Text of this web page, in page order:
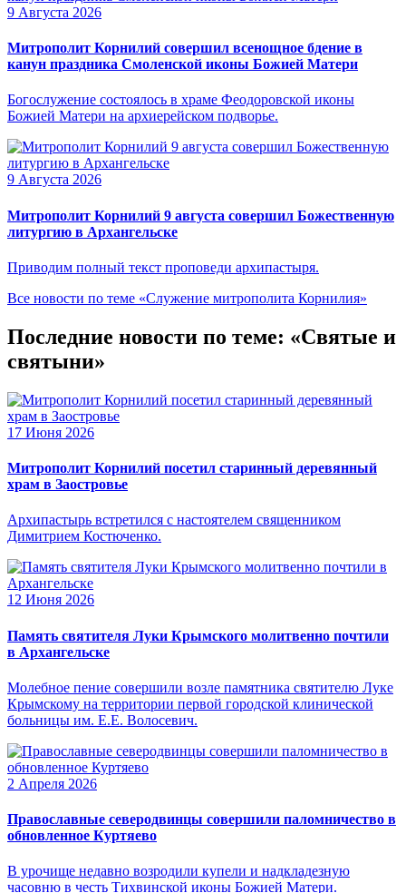
9 Августа 2026
Митрополит Корнилий совершил всенощное бдение в
канун праздника Смоленской иконы Божией Матери
Богослужение состоялось в храме Феодоровской иконы
Божией Матери на архиерейском подворье.
9 Августа 2026
Митрополит Корнилий 9 августа совершил Божественную
литургию в Архангельске
Приводим полный текст проповеди архипастыря.
Все новости по теме «Служение митрополита Корнилия»
Последние новости по теме: «Святые и
святыни»
17 Июня 2026
Митрополит Корнилий посетил старинный деревянный
храм в Заостровье
Архипастырь встретился с настоятелем священником
Димитрием Костюченко.
12 Июня 2026
Память святителя Луки Крымского молитвенно почтили
в Архангельске
Молебное пение совершили возле памятника святителю Луке
Крымскому на территории первой городской клинической
больницы им. Е.Е. Волосевич.
2 Апреля 2026
Православные северодвинцы совершили паломничество в
обновленное Куртяево
В урочище недавно возродили купели и надкладезную
часовню в честь Тихвинской иконы Божией Матери.